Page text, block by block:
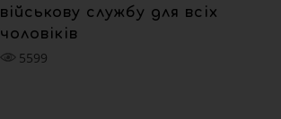
військову службу для всіх
чоловіків
5599